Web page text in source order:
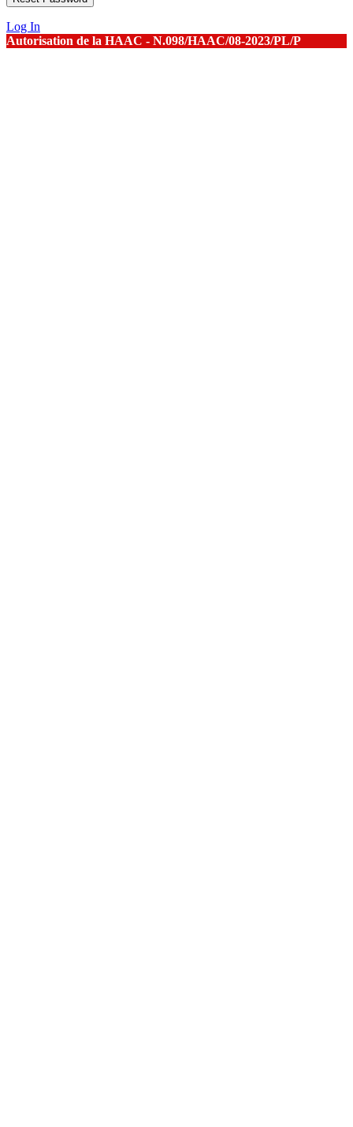
Log In
Autorisation de la HAAC - N.098/HAAC/08-2023/PL/P